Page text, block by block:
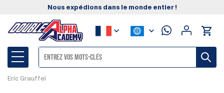
Nous expédions dans le monde entier !
Eric Grauffel